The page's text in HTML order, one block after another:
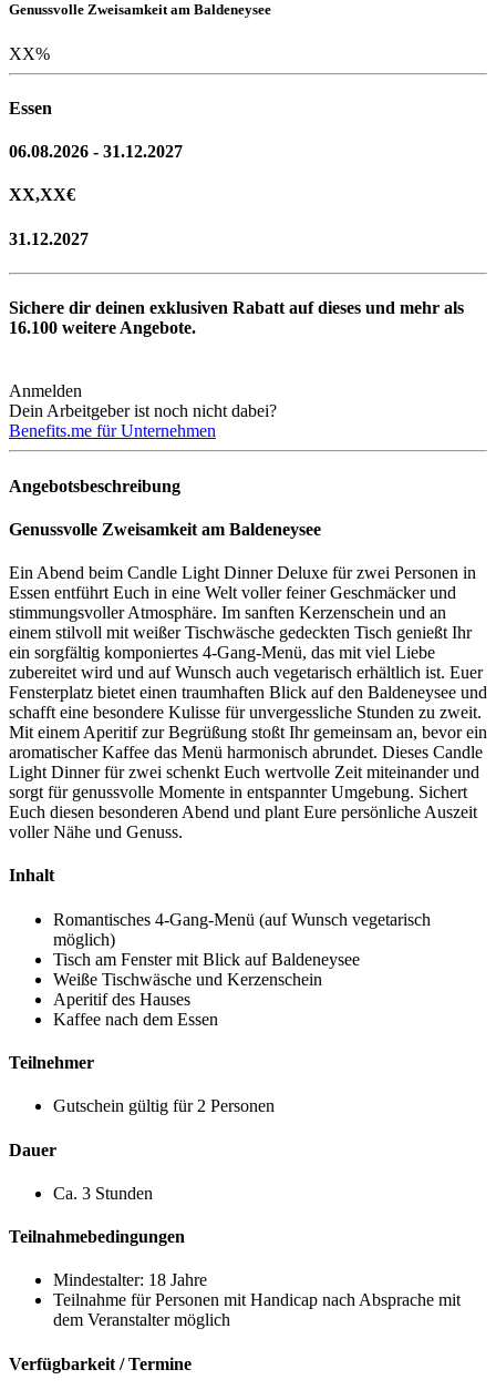
Genussvolle Zweisamkeit am Baldeneysee
XX%
Essen
06.08.2026 - 31.12.2027
XX,XX€
31.12.2027
Sichere dir deinen exklusiven Rabatt auf dieses und mehr als
16.100 weitere Angebote.
Anmelden
Dein Arbeitgeber ist noch nicht dabei?
Benefits.me für Unternehmen
Angebotsbeschreibung
Genussvolle Zweisamkeit am Baldeneysee
Ein Abend beim Candle Light Dinner Deluxe für zwei Personen in
Essen entführt Euch in eine Welt voller feiner Geschmäcker und
stimmungsvoller Atmosphäre. Im sanften Kerzenschein und an
einem stilvoll mit weißer Tischwäsche gedeckten Tisch genießt Ihr
ein sorgfältig komponiertes 4-Gang-Menü, das mit viel Liebe
zubereitet wird und auf Wunsch auch vegetarisch erhältlich ist. Euer
Fensterplatz bietet einen traumhaften Blick auf den Baldeneysee und
schafft eine besondere Kulisse für unvergessliche Stunden zu zweit.
Mit einem Aperitif zur Begrüßung stoßt Ihr gemeinsam an, bevor ein
aromatischer Kaffee das Menü harmonisch abrundet. Dieses Candle
Light Dinner für zwei schenkt Euch wertvolle Zeit miteinander und
sorgt für genussvolle Momente in entspannter Umgebung. Sichert
Euch diesen besonderen Abend und plant Eure persönliche Auszeit
voller Nähe und Genuss.
Inhalt
Romantisches 4-Gang-Menü (auf Wunsch vegetarisch
möglich)
Tisch am Fenster mit Blick auf Baldeneysee
Weiße Tischwäsche und Kerzenschein
Aperitif des Hauses
Kaffee nach dem Essen
Teilnehmer
Gutschein gültig für 2 Personen
Dauer
Ca. 3 Stunden
Teilnahmebedingungen
Mindestalter: 18 Jahre
Teilnahme für Personen mit Handicap nach Absprache mit
dem Veranstalter möglich
Verfügbarkeit / Termine